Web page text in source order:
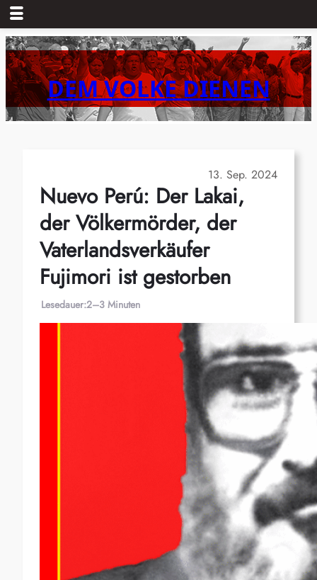
Zum
Inhalt
springenDEM VOLKE DIENEN
13. Sep. 2024
Nuevo Perú: Der Lakai,
der Völkermörder, der
Vaterlandsverkäufer
Fujimori ist gestorben
Lesedauer:2–3 Minuten